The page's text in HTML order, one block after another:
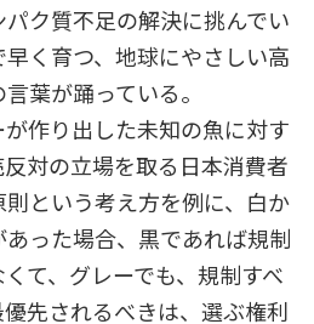
ク質不足の解決に挑んでい
く育つ、地球にやさしい高
葉が踊っている。
作り出した未知の魚に対す
対の立場を取る日本消費者
という考え方を例に、白か
った場合、黒であれば規制
て、グレーでも、規制すべ
先されるべきは、選ぶ権利